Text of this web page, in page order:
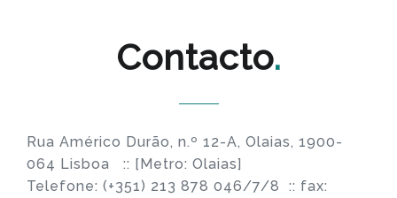
Contacto
Rua Américo Durão, n.º 12-A, Olaias, 1900-
064 Lisboa :: [Metro: Olaias]
Telefone: (+351) 213 878 046/7/8 :: fax: